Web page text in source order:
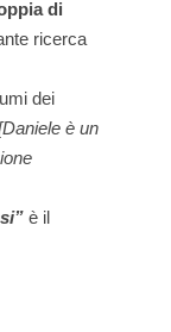
di
ricerca
dei
è un
è il